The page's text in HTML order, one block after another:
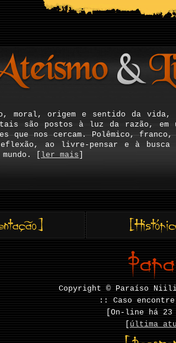
moral, origem e sentido da
são postos à luz da razão,
que nos cercam. Polêmico,
ao livre-pensar e à busca
[ ler mais
Copyright © Paraíso
:: Caso
[On-line há
última